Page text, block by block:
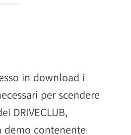
in download i
per scendere
DRIVECLUB,
demo contenente